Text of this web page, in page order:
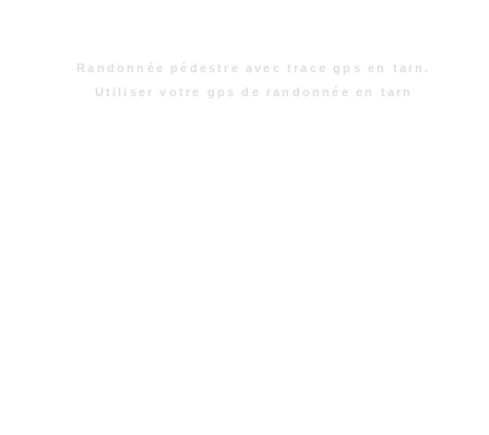
Randonnée pédestre avec trace gps en tarn.
Utiliser votre gps de randonnée en tarn